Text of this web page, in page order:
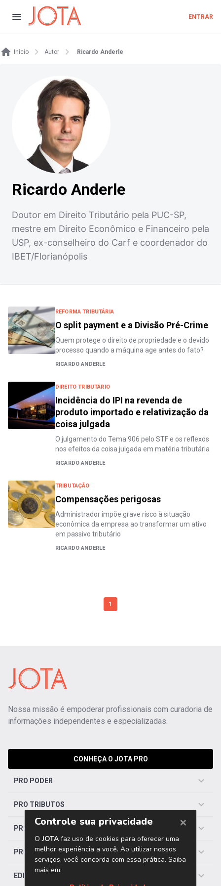
ENTRAR
Início Autor Ricardo Anderle
Ricardo Anderle
Doutor em Direito Tributário pela PUC-SP,
mestre em Direito Econômico e Financeiro pela
USP, ex-conselheiro do Carf e coordenador do
IBET/Florianópolis
REFORMA TRIBUTÁRIA
O split payment e a Divisão Pré-Crime
Quem protege o direito de propriedade e o devido
processo quando a máquina age antes do fato?
RICARDO ANDERLE
DIREITO TRIBUTÁRIO
Incidência do IPI na revenda de
produto importado e relativização da
coisa julgada
O julgamento do Tema 906 pelo STF e os reflexos
nos efeitos da coisa julgada em matéria tributária
RICARDO ANDERLE
TRIBUTAÇÃO
Compensações perigosas
Administrador impõe grave risco à situação
econômica da empresa ao transformar um ativo
em passivo tributário
RICARDO ANDERLE
1
Nossa missão é empoderar profissionais com curadoria de
informações independentes e especializadas.
CONHEÇA O JOTA PRO
PRO PODER
PRO TRIBUTOS
PRO TRABALHISTA
PRO SAÚDE
EDITORIAS